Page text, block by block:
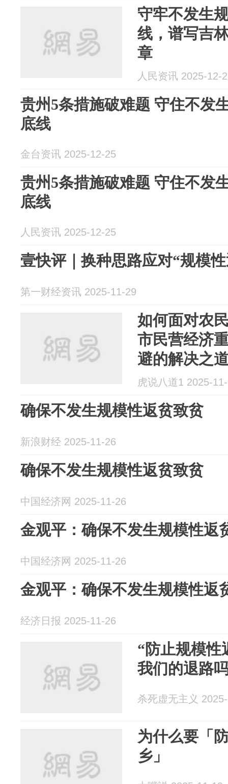
守牢不发生
线，谱写吉
章
人民资讯 2025-12-
贵州5条措施破难题 守住不发
底线
金台资讯 2025-12-25
贵州5条措施破难题 守住不发
底线
人民资讯 2025-12-25
壹快评｜换种思路应对“规模
第一财经资讯 2025-11-29
如何面对农
市民营经济
避的解决之
虎说八道1 2025-
确保不发生规模性返贫致贫
新浪财经 2025-11-26
确保不发生规模性返贫致贫
中国经济网 2025-11-26
金观平：确保不发生规模性返
中国经济网 2025-11-26
金观平：确保不发生规模性返
经济日报 2025-11-26
“防止规模性
我们的退路
杀死虚无主义
为什么要「
乡」